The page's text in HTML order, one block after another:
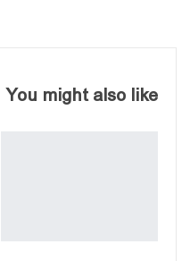
You might also like